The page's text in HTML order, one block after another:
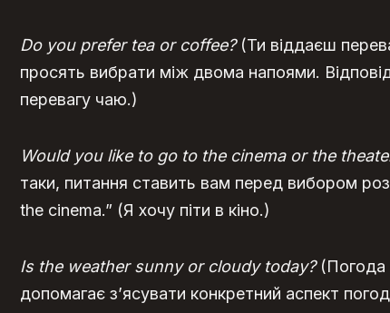
Do you prefer tea or coffee?(Ти віддаєш
просять вибрати між двома напоями.
перевагу чаю.)
Would you like to go to the cinema or the
таки, питання ставить вам перед вибором
the cinema.” (Я хочу піти в кіно.)
Is the weather sunny or cloudy today?(Погода
допомагає з’ясувати конкретний аспект